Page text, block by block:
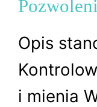
Opis
i mienia